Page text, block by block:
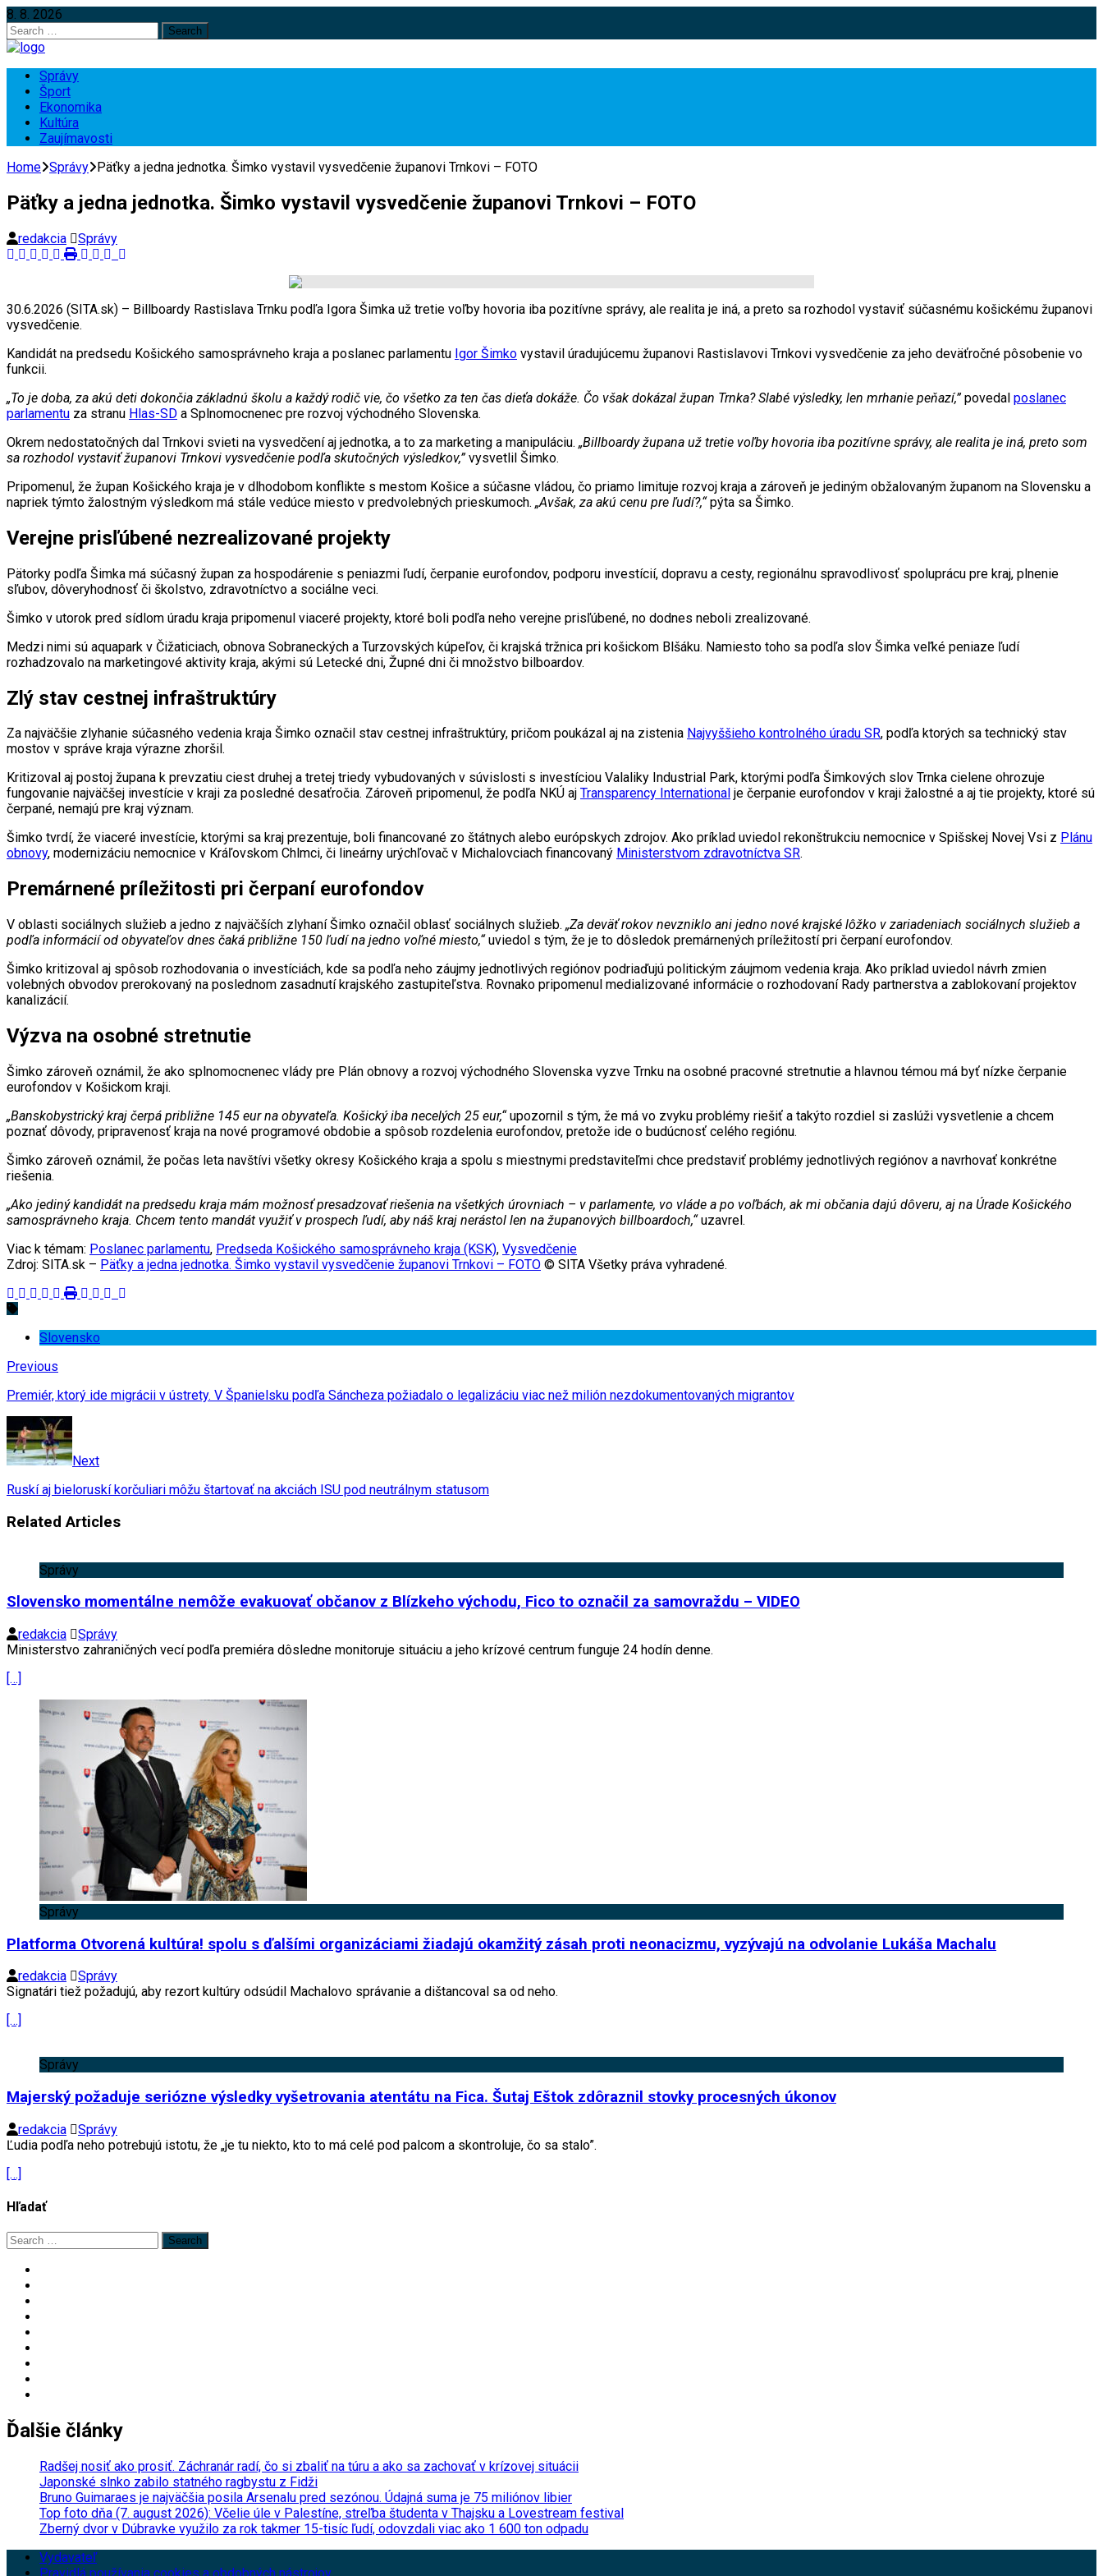
8. 8. 2026
Search
for:
Správy
Šport
Ekonomika
Kultúra
Zaujímavosti
Home Správy Päťky a jedna jednotka. Šimko vystavil vysvedčenie županovi Trnkovi – FOTO
Päťky a jedna jednotka. Šimko vystavil vysvedčenie županovi Trnkovi – FOTO
redakcia Správy
30.6.2026 (SITA.sk) – Billboardy Rastislava Trnku podľa Igora Šimka už tretie voľby hovoria iba pozitívne správy, ale realita je iná, a preto sa rozhodol vystaviť súčasnému košickému županovi
vysvedčenie.
Kandidát na predsedu Košického samosprávneho kraja a poslanec parlamentu Igor Šimko vystavil úradujúcemu županovi Rastislavovi Trnkovi vysvedčenie za jeho deväťročné pôsobenie vo
funkcii.
„To je doba, za akú deti dokončia základnú školu a každý rodič vie, čo všetko za ten čas dieťa dokáže. Čo však dokázal župan Trnka? Slabé výsledky, len mrhanie peňazí,”povedal poslanec
parlamentu za stranu Hlas-SD a Splnomocnenec pre rozvoj východného Slovenska.
Okrem nedostatočných dal Trnkovi svieti na vysvedčení aj jednotka, a to za marketing a manipuláciu. „Billboardy župana už tretie voľby hovoria iba pozitívne správy, ale realita je iná, preto som
sa rozhodol vystaviť županovi Trnkovi vysvedčenie podľa skutočných výsledkov,”vysvetlil Šimko.
Pripomenul, že župan Košického kraja je v dlhodobom konflikte s mestom Košice a súčasne vládou, čo priamo limituje rozvoj kraja a zároveň je jediným obžalovaným županom na Slovensku a
napriek týmto žalostným výsledkom má stále vedúce miesto v predvolebných prieskumoch. „Avšak, za akú cenu pre ľudí?,“pýta sa Šimko.
Verejne prisľúbené nezrealizované projekty
Pätorky podľa Šimka má súčasný župan za hospodárenie s peniazmi ľudí, čerpanie eurofondov, podporu investícií, dopravu a cesty, regionálnu spravodlivosť spoluprácu pre kraj, plnenie
sľubov, dôveryhodnosť či školstvo, zdravotníctvo a sociálne veci.
Šimko v utorok pred sídlom úradu kraja pripomenul viaceré projekty, ktoré boli podľa neho verejne prisľúbené, no dodnes neboli zrealizované.
Medzi nimi sú aquapark v Čižaticiach, obnova Sobraneckých a Turzovských kúpeľov, či krajská tržnica pri košickom Blšáku. Namiesto toho sa podľa slov Šimka veľké peniaze ľudí
rozhadzovalo na marketingové aktivity kraja, akými sú Letecké dni, Župné dni či množstvo bilboardov.
Zlý stav cestnej infraštruktúry
Za najväčšie zlyhanie súčasného vedenia kraja Šimko označil stav cestnej infraštruktúry, pričom poukázal aj na zistenia Najvyššieho kontrolného úradu SR, podľa ktorých sa technický stav
mostov v správe kraja výrazne zhoršil.
Kritizoval aj postoj župana k prevzatiu ciest druhej a tretej triedy vybudovaných v súvislosti s investíciou Valaliky Industrial Park, ktorými podľa Šimkových slov Trnka cielene ohrozuje
fungovanie najväčšej investície v kraji za posledné desaťročia. Zároveň pripomenul, že podľa NKÚ aj Transparency International je čerpanie eurofondov v kraji žalostné a aj tie projekty, ktoré sú
čerpané, nemajú pre kraj význam.
Šimko tvrdí, že viaceré investície, ktorými sa kraj prezentuje, boli financované zo štátnych alebo európskych zdrojov. Ako príklad uviedol rekonštrukciu nemocnice v Spišskej Novej Vsi z Plánu
obnovy, modernizáciu nemocnice v Kráľovskom Chlmci, či lineárny urýchľovač v Michalovciach financovaný Ministerstvom zdravotníctva SR.
Premárnené príležitosti pri čerpaní eurofondov
V oblasti sociálnych služieb a jedno z najväčších zlyhaní Šimko označil oblasť sociálnych služieb. „Za deväť rokov nevzniklo ani jedno nové krajské lôžko v zariadeniach sociálnych služieb a
podľa informácií od obyvateľov dnes čaká približne 150 ľudí na jedno voľné miesto,“ uviedol s tým, že je to dôsledok premárnených príležitostí pri čerpaní eurofondov.
Šimko kritizoval aj spôsob rozhodovania o investíciách, kde sa podľa neho záujmy jednotlivých regiónov podriaďujú politickým záujmom vedenia kraja. Ako príklad uviedol návrh zmien
volebných obvodov prerokovaný na poslednom zasadnutí krajského zastupiteľstva. Rovnako pripomenul medializované informácie o rozhodovaní Rady partnerstva a zablokovaní projektov
kanalizácií.
Výzva na osobné stretnutie
Šimko zároveň oznámil, že ako splnomocnenec vlády pre Plán obnovy a rozvoj východného Slovenska vyzve Trnku na osobné pracovné stretnutie a hlavnou témou má byť nízke čerpanie
eurofondov v Košickom kraji.
„Banskobystrický kraj čerpá približne 145 eur na obyvateľa. Košický iba necelých 25 eur,“upozornil s tým, že má vo zvyku problémy riešiť a takýto rozdiel si zaslúži vysvetlenie a chcem
poznať dôvody, pripravenosť kraja na nové programové obdobie a spôsob rozdelenia eurofondov, pretože ide o budúcnosť celého regiónu.
Šimko zároveň oznámil, že počas leta navštívi všetky okresy Košického kraja a spolu s miestnymi predstaviteľmi chce predstaviť problémy jednotlivých regiónov a navrhovať konkrétne
riešenia.
„Ako jediný kandidát na predsedu kraja mám možnosť presadzovať riešenia na všetkých úrovniach – v parlamente, vo vláde a po voľbách, ak mi občania dajú dôveru, aj na Úrade Košického
samosprávneho kraja. Chcem tento mandát využiť v prospech ľudí, aby náš kraj nerástol len na županových billboardoch,“uzavrel.
Viac k témam: Poslanec parlamentu, Predseda Košického samosprávneho kraja (KSK), Vysvedčenie
Zdroj: SITA.sk – Päťky a jedna jednotka. Šimko vystavil vysvedčenie županovi Trnkovi – FOTO © SITA Všetky práva vyhradené.
Slovensko
Previous
Premiér, ktorý ide migrácii v ústrety. V Španielsku podľa Sáncheza požiadalo o legalizáciu viac než milión nezdokumentovaných migrantov
Next
Ruskí aj bieloruskí korčuliari môžu štartovať na akciách ISU pod neutrálnym statusom
Related Articles
Správy
Slovensko momentálne nemôže evakuovať občanov z Blízkeho východu, Fico to označil za samovraždu – VIDEO
redakcia
Správy
Ministerstvo zahraničných vecí podľa premiéra dôsledne monitoruje situáciu a jeho krízové centrum funguje 24 hodín denne.
[…]
Správy
Platforma Otvorená kultúra! spolu s ďalšími organizáciami žiadajú okamžitý zásah proti neonacizmu, vyzývajú na odvolanie Lukáša Machalu
redakcia
Správy
Signatári tiež požadujú, aby rezort kultúry odsúdil Machalovo správanie a dištancoval sa od neho.
[…]
Správy
Majerský požaduje seriózne výsledky vyšetrovania atentátu na Fica. Šutaj Eštok zdôraznil stovky procesných úkonov
redakcia
Správy
Ľudia podľa neho potrebujú istotu, že „je tu niekto, kto to má celé pod palcom a skontroluje, čo sa stalo”.
[…]
Hľadať
Search
Ďalšie články
Radšej nosiť ako prosiť. Záchranár radí, čo si zbaliť na túru a ako sa zachovať v krízovej situácii
Japonské slnko zabilo statného ragbystu z Fidži
Bruno Guimaraes je najväčšia posila Arsenalu pred sezónou. Údajná suma je 75 miliónov libier
Top foto dňa (7. august 2026): Včelie úle v Palestíne, streľba študenta v Thajsku a Lovestream festival
Zberný dvor v Dúbravke využilo za rok takmer 15-tisíc ľudí, odovzdali viac ako 1 600 ton odpadu
Vydavateľ